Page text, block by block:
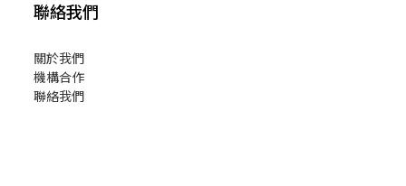
聯絡我們
關於我們
機構合作
聯絡我們